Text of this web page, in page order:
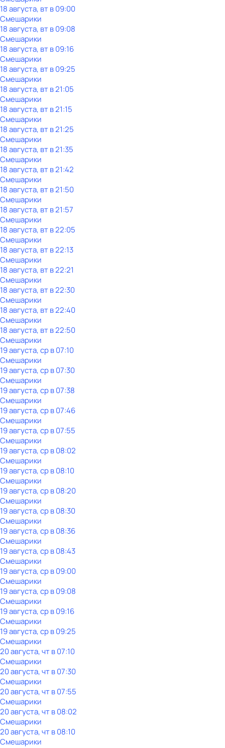
18 августа, вт в 09:00
Смешарики
18 августа, вт в 09:08
Смешарики
18 августа, вт в 09:16
Смешарики
18 августа, вт в 09:25
Смешарики
18 августа, вт в 21:05
Смешарики
18 августа, вт в 21:15
Смешарики
18 августа, вт в 21:25
Смешарики
18 августа, вт в 21:35
Смешарики
18 августа, вт в 21:42
Смешарики
18 августа, вт в 21:50
Смешарики
18 августа, вт в 21:57
Смешарики
18 августа, вт в 22:05
Смешарики
18 августа, вт в 22:13
Смешарики
18 августа, вт в 22:21
Смешарики
18 августа, вт в 22:30
Смешарики
18 августа, вт в 22:40
Смешарики
18 августа, вт в 22:50
Смешарики
19 августа, ср в 07:10
Смешарики
19 августа, ср в 07:30
Смешарики
19 августа, ср в 07:38
Смешарики
19 августа, ср в 07:46
Смешарики
19 августа, ср в 07:55
Смешарики
19 августа, ср в 08:02
Смешарики
19 августа, ср в 08:10
Смешарики
19 августа, ср в 08:20
Смешарики
19 августа, ср в 08:30
Смешарики
19 августа, ср в 08:36
Смешарики
19 августа, ср в 08:43
Смешарики
19 августа, ср в 09:00
Смешарики
19 августа, ср в 09:08
Смешарики
19 августа, ср в 09:16
Смешарики
19 августа, ср в 09:25
Смешарики
20 августа, чт в 07:10
Смешарики
20 августа, чт в 07:30
Смешарики
20 августа, чт в 07:55
Смешарики
20 августа, чт в 08:02
Смешарики
20 августа, чт в 08:10
Смешарики